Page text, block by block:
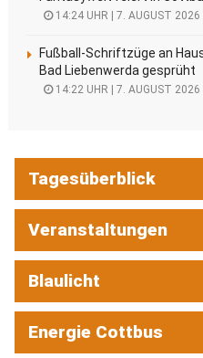
14:24 UHR | 7. AUGUST 2026
Fußball-Schriftzüge an
Bad Liebenwerda gesprüht
14:22 UHR | 7. AUGUST 2026
Tagesüberblick
Veranstaltungen
Blaulicht
Energie Cottbus